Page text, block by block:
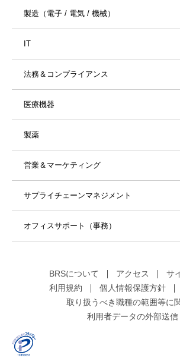
製造（電子 / 電気 / 機械）
IT
法務＆コンプライアンス
医療機器
製薬
営業＆マーケティング
サプライチェーンマネジメント
オフィスサポート（事務）
BRSについて アクセス
サ
利用規約
個人情報保護方針
取り扱うべき職種の範囲等に
利用者データの外部送信